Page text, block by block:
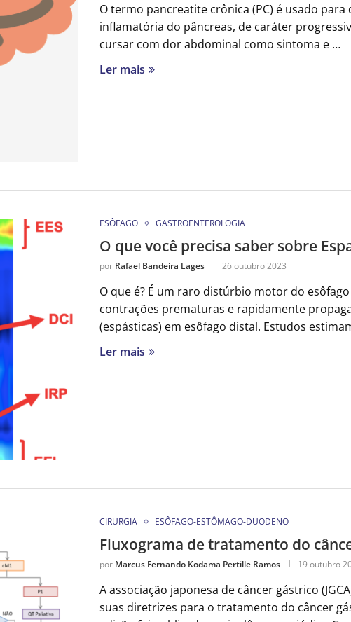
O termo pancreatite crônica (PC) é usado
inflamatória do pâncreas, de caráter
cursar com dor abdominal como sintoma e …
Ler mais
ESÔFAGO GASTROENTEROLOGIA
O que você precisa saber sobre
por Rafael Bandeira Lages 26 outubro 2023
O que é? É um raro distúrbio motor do
contrações prematuras e rapidamente
(espásticas) em esôfago distal. Estudos
Ler mais
CIRURGIA ESÔFAGO-ESTÔMAGO-DUODENO
Fluxograma de tratamento do
por Marcus Fernando Kodama Pertille Ramos 19 outubro
A associação japonesa de câncer gástrico
suas diretrizes para o tratamento do câncer